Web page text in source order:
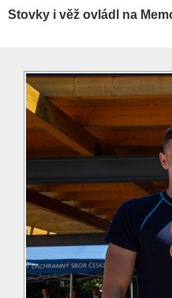
Stovky i věž ovládl na